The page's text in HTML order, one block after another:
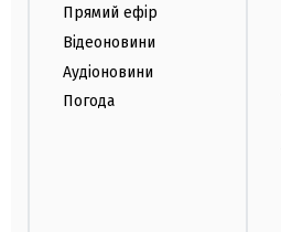
Прямий ефір
Відеоновини
Аудіоновини
Погода